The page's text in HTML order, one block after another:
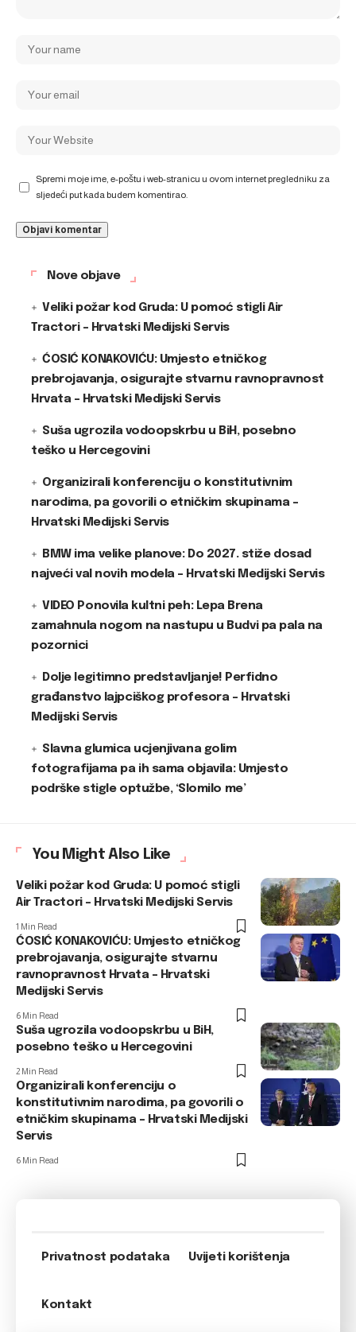
Spremi moje ime, e-poštu i web-stranicu u ovom internet pregledniku za
sljedeći put kada budem komentirao.
Nove objave
Veliki požar kod Gruda: U pomoć stigli Air
Tractori – Hrvatski Medijski Servis
ĆOSIĆ KONAKOVIĆU: Umjesto etničkog
prebrojavanja, osigurajte stvarnu ravnopravnost
Hrvata – Hrvatski Medijski Servis
Suša ugrozila vodoopskrbu u BiH, posebno
teško u Hercegovini
Organizirali konferenciju o konstitutivnim
narodima, pa govorili o etničkim skupinama –
Hrvatski Medijski Servis
BMW ima velike planove: Do 2027. stiže dosad
najveći val novih modela – Hrvatski Medijski Servis
VIDEO Ponovila kultni peh: Lepa Brena
zamahnula nogom na nastupu u Budvi pa pala na
pozornici
Dolje legitimno predstavljanje! Perfidno
građanstvo lajpciškog profesora – Hrvatski
Medijski Servis
Slavna glumica ucjenjivana golim
fotografijama pa ih sama objavila: Umjesto
podrške stigle optužbe, ‘Slomilo me’
You Might Also Like
Veliki požar kod Gruda: U pomoć stigli
Air Tractori – Hrvatski Medijski Servis
1 Min Read
ĆOSIĆ KONAKOVIĆU: Umjesto etničkog
prebrojavanja, osigurajte stvarnu
ravnopravnost Hrvata – Hrvatski
Medijski Servis
6 Min Read
Suša ugrozila vodoopskrbu u BiH,
posebno teško u Hercegovini
2 Min Read
Organizirali konferenciju o
konstitutivnim narodima, pa govorili o
etničkim skupinama – Hrvatski Medijski
Servis
6 Min Read
Privatnost podataka Uvijeti korištenja
Kontakt